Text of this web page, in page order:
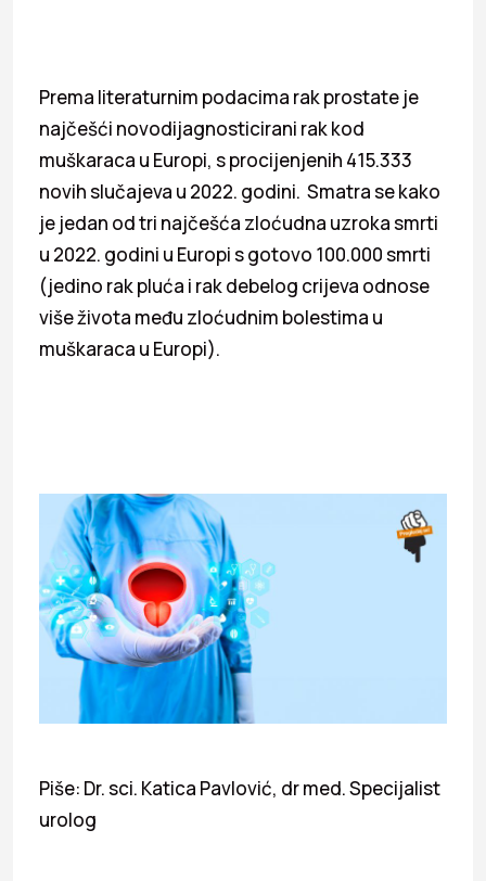
Prema literaturnim podacima rak prostate je
najčešći novodijagnosticirani rak kod
muškaraca u Europi, s procijenjenih 415.333
novih slučajeva u 2022. godini. Smatra se kako
je jedan od tri najčešća zloćudna uzroka smrti
u 2022. godini u Europi s gotovo 100.000 smrti
(jedino rak pluća i rak debelog crijeva odnose
više života među zloćudnim bolestima u
muškaraca u Europi).
Piše: Dr. sci. Katica Pavlović, dr med. Specijalist
urolog